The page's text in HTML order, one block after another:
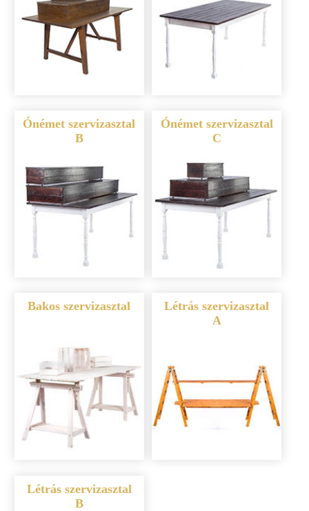
Ónémet szervizasztal
B
Ónémet szervizasztal
C
Bakos szervizasztal
Létrás szervizasztal
A
Létrás szervizasztal
B